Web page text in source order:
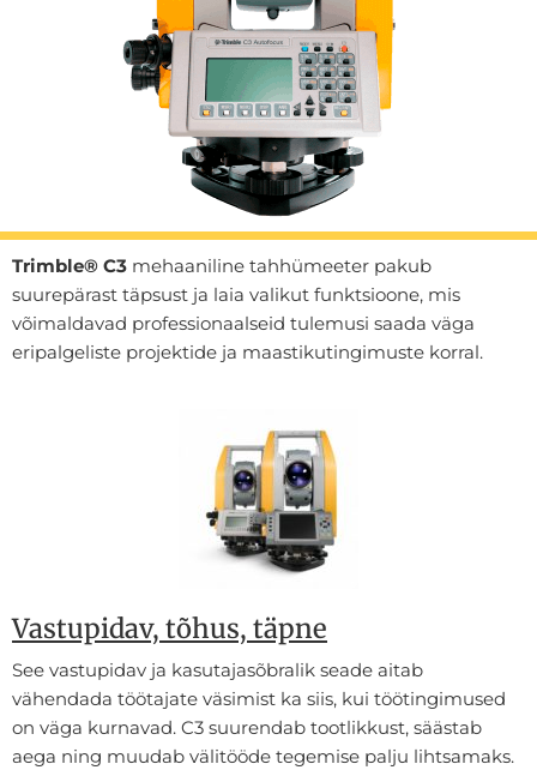
Trimble® C3 mehaaniline tahhümeeter pakub
suurepärast täpsust ja laia valikut funktsioone, mis
võimaldavad professionaalseid tulemusi saada väga
eripalgeliste projektide ja maastikutingimuste korral.
Vastupidav, tõhus, täpne
See vastupidav ja kasutajasõbralik seade aitab
vähendada töötajate väsimist ka siis, kui töötingimused
on väga kurnavad. C3 suurendab tootlikkust, säästab
aega ning muudab välitööde tegemise palju lihtsamaks.